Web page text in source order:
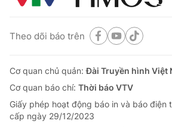
Thế giới
Tin tức
Kinh tế
Theo dõi báo trên
Cơ quan chủ quản:Đài Truyền hình Việt
Cơ quan báo chí: Thời báo VTV
Giấy phép hoạt động báo in và báo điện
cấp ngày 29/12/2023